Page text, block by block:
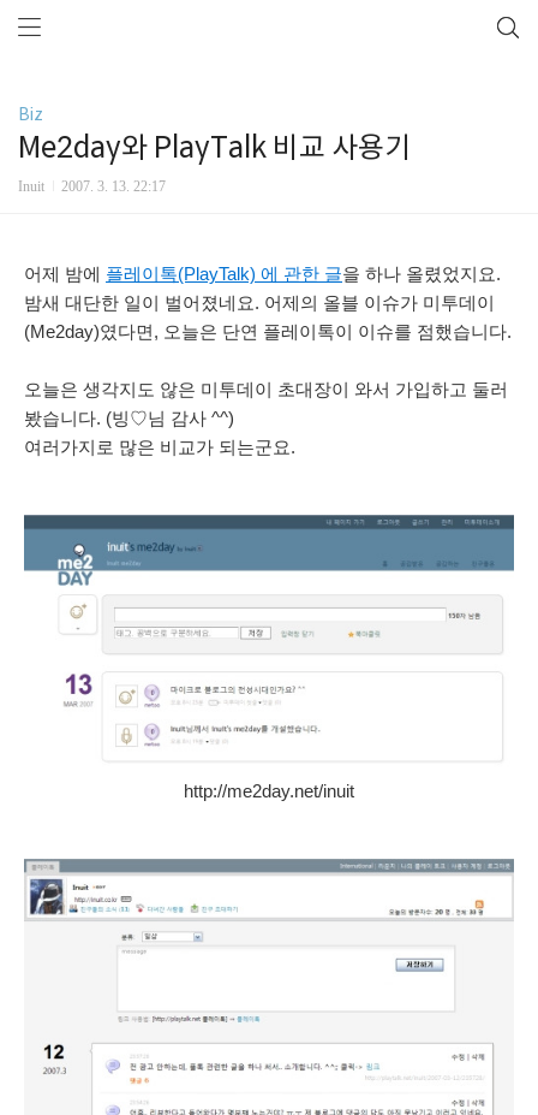
Biz
Me2day와 PlayTalk 비교 사용기
Inuit 2007. 3. 13. 22:17
어제 밤에 플레이톡(PlayTalk) 에 관한 글을 하나 올렸었지요.
밤새 대단한 일이 벌어졌네요. 어제의 올블 이슈가 미투데이
(Me2day)였다면, 오늘은 단연 플레이톡이 이슈를 점했습니다.
오늘은 생각지도 않은 미투데이 초대장이 와서 가입하고 둘러
봤습니다. (빙♡님 감사 ^^)
여러가지로 많은 비교가 되는군요.
http://me2day.net/inuit